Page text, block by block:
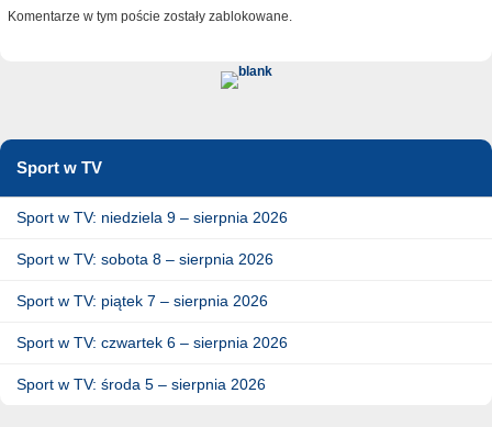
Komentarze w tym poście zostały zablokowane.
Sport w TV
Sport w TV: niedziela 9 – sierpnia 2026
Sport w TV: sobota 8 – sierpnia 2026
Sport w TV: piątek 7 – sierpnia 2026
Sport w TV: czwartek 6 – sierpnia 2026
Sport w TV: środa 5 – sierpnia 2026